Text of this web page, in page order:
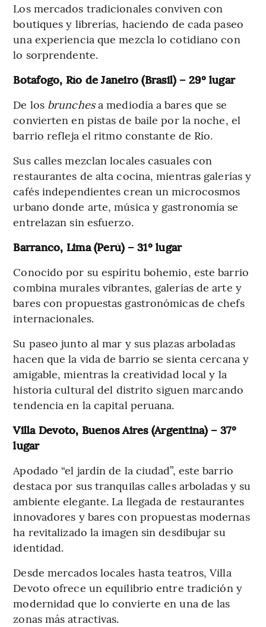
Los mercados tradicionales conviven con
boutiques y librerías, haciendo de cada paseo
una experiencia que mezcla lo cotidiano con
lo sorprendente.
Botafogo, Río de Janeiro (Brasil) – 29º lugar
De los brunchesa mediodía a bares que se
convierten en pistas de baile por la noche, el
barrio refleja el ritmo constante de Río.
Sus calles mezclan locales casuales con
restaurantes de alta cocina, mientras galerías y
cafés independientes crean un microcosmos
urbano donde arte, música y gastronomía se
entrelazan sin esfuerzo.
Barranco, Lima (Perú) – 31º lugar
Conocido por su espíritu bohemio, este barrio
combina murales vibrantes, galerías de arte y
bares con propuestas gastronómicas de chefs
internacionales.
Su paseo junto al mar y sus plazas arboladas
hacen que la vida de barrio se sienta cercana y
amigable, mientras la creatividad local y la
historia cultural del distrito siguen marcando
tendencia en la capital peruana.
Villa Devoto, Buenos Aires (Argentina) – 37º
lugar
Apodado “el jardín de la ciudad”, este barrio
destaca por sus tranquilas calles arboladas y su
ambiente elegante. La llegada de restaurantes
innovadores y bares con propuestas modernas
ha revitalizado la imagen sin desdibujar su
identidad.
Desde mercados locales hasta teatros, Villa
Devoto ofrece un equilibrio entre tradición y
modernidad que lo convierte en una de las
zonas más atractivas.